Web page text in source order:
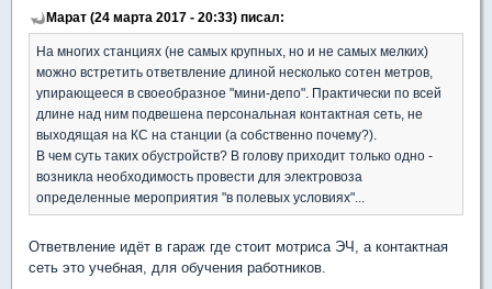
Марат (24 марта 2017 - 20:33) писал:
На многих станциях (не самых крупных, но и не самых мелких)
можно встретить ответвление длиной несколько сотен метров,
упирающееся в своеобразное "мини-депо". Практически по всей
длине над ним подвешена персональная контактная сеть, не
выходящая на КС на станции (а собственно почему?).
В чем суть таких обустройств? В голову приходит только одно -
возникла необходимость провести для электровоза
определенные мероприятия "в полевых условиях"...
Ответвление идёт в гараж где стоит мотриса ЭЧ, а контактная
сеть это учебная, для обучения работников.